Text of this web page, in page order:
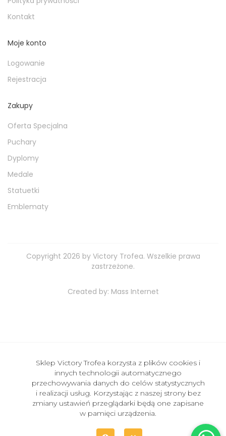
Kontakt
Moje konto
Logowanie
Rejestracja
Zakupy
Oferta Specjalna
Puchary
Dyplomy
Medale
Statuetki
Emblematy
Copyright 2026 by Victory Trofea. Wszelkie prawa
zastrzeżone.
Created by: Mass Internet
Sklep Victory Trofea korzysta z plików cookies i
innych technologii automatycznego
przechowywania danych do celów statystycznych
i realizacji usług. Korzystając z naszej strony bez
zmiany ustawień przeglądarki będą one zapisane
w pamięci urządzenia.